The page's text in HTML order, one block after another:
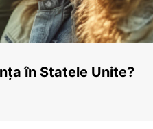
în Statele Unite?